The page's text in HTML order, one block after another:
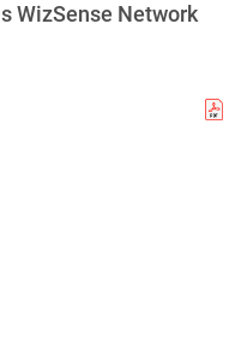
WizSense Network